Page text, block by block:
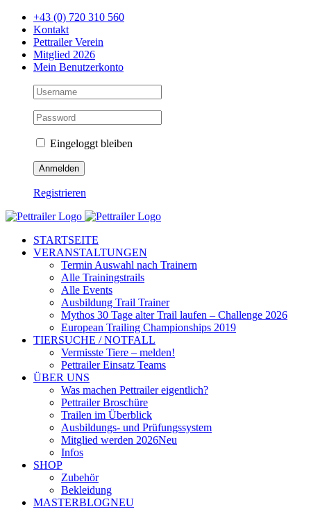
Zum
Inhalt
springen
+43 (0) 720 310 560
Kontakt
Pettrailer Verein
Mitglied 2026
Mein Benutzerkonto
Eingeloggt bleiben
Registrieren
Facebook
X
YouTube
Instagram
STARTSEITE
VERANSTALTUNGEN
Termin Auswahl nach Trainern
Alle Trainingstrails
Alle Events
Ausbildung Trail Trainer
Mythos 30 Tage alter Trail laufen – Challenge 2026
European Trailing Championships 2019
TIERSUCHE / NOTFALL
Vermisste Tiere – melden!
Pettrailer Einsatz Teams
ÜBER UNS
Was machen Pettrailer eigentlich?
Pettrailer Broschüre
Trailen im Überblick
Ausbildungs- und Prüfungssystem
Mitglied werden 2026Neu
Infos
SHOP
Zubehör
Bekleidung
MASTERBLOGNEU